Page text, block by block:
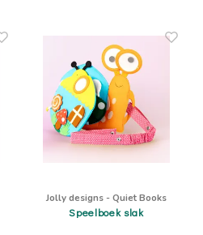
Jolly designs - Quiet Books
Speelboek slak